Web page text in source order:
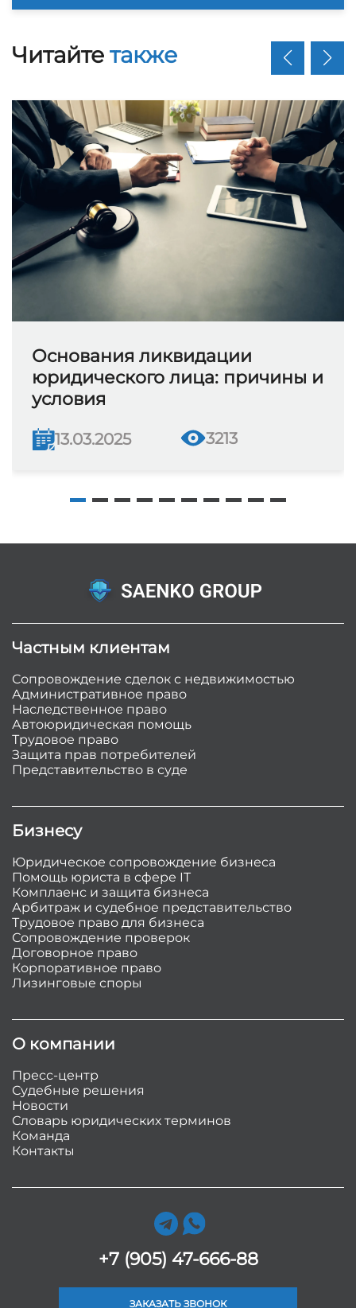
Читайте также
Основания ликвидации
юридического лица: причины и
условия
13.03.2025 3213
Частным клиентам
Сопровождение сделок с недвижимостью
Административное право
Наследственное право
Автоюридическая помощь
Трудовое право
Защита прав потребителей
Представительство в суде
Бизнесу
Юридическое сопровождение бизнеса
Помощь юриста в сфере IT
Комплаенс и защита бизнеса
Арбитраж и судебное представительство
Трудовое право для бизнеса
Сопровождение проверок
Договорное право
Корпоративное право
Лизинговые споры
О компании
Пресс-центр
Судебные решения
Новости
Словарь юридических терминов
Команда
Контакты
+7 (905) 47-666-88
ЗАКАЗАТЬ ЗВОНОК